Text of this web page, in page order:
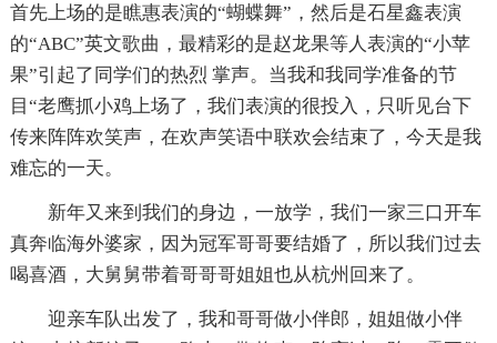
首先上场的是瞧惠表演的“蝴蝶舞”，然后是石星鑫表演
的“ABC”英文歌曲，最精彩的是赵龙果等人表演的“小苹
果”引起了同学们的热烈 掌声。当我和我同学准备的节
目“老鹰抓小鸡上场了，我们表演的很投入，只听见台下
传来阵阵欢笑声，在欢声笑语中联欢会结束了，今天是我
难忘的一天。
新年又来到我们的身边，一放学，我们一家三口开车
真奔临海外婆家，因为冠军哥哥要结婚了，所以我们过去
喝喜酒，大舅舅带着哥哥哥姐姐也从杭州回来了。
迎亲车队出发了，我和哥哥做小伴郎，姐姐做小伴